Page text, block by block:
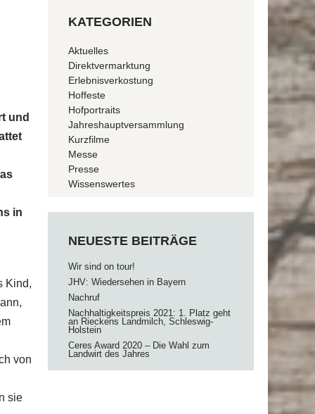
und
in
Kind,
von
sie
KATEGORIEN
Aktuelles
Direktvermarktung
Erlebnisverkostung
Hoffeste
Hofportraits
Jahreshauptversammlung
Kurzfilme
Messe
Presse
Wissenswertes
NEUESTE BEITRÄGE
Wir sind on tour!
JHV: Wiedersehen in Bayern
Nachruf
Nachhaltigkeitspreis 2021: 1. Platz geht
an Rieckens Landmilch, Schleswig-
Holstein
Ceres Award 2020 – Die Wahl zum
Landwirt des Jahres